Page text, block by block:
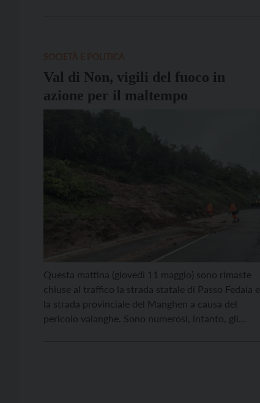
Val di Non, vigili del fuoco in
azione per il maltempo
Questa mattina (giovedì 11 maggio) sono rimaste
chiuse al traffico la strada statale di Passo Fedaia e
la strada provinciale del Manghen a causa del
pericolo valanghe. Sono numerosi, intanto, gli